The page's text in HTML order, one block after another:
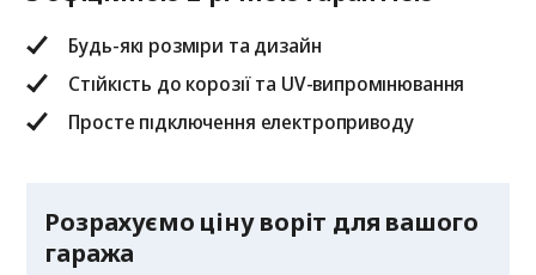
Будь-які розміри та дизайн
Стійкість до корозії та UV-випромінювання
Просте підключення електроприводу
Розрахуємо ціну воріт для вашого
гаража